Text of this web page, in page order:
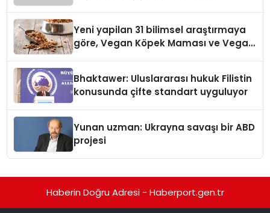
Yeni yapilan 31 bilimsel araştırmaya
göre, Vegan Köpek Maması ve Vegan
Bhaktawer: Uluslararası hukuk Filistin
konusunda çifte standart uyguluyor
Yunan uzman: Ukrayna savaşı bir ABD
projesi
Haberin Doğru Adresi - Haberport.gen.tr